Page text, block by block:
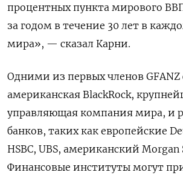
процентных пункта мирового
за годом в течение 30 лет в
мира», — сказал Карни.
Одними из первых членов GFANZ
американская BlackRock,
управляющая компания мира, и
банков, таких как европейские
HSBC, UBS, американский Morgan
Финансовые институты могут